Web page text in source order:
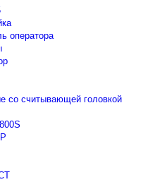
оператора
со считывающей головкой